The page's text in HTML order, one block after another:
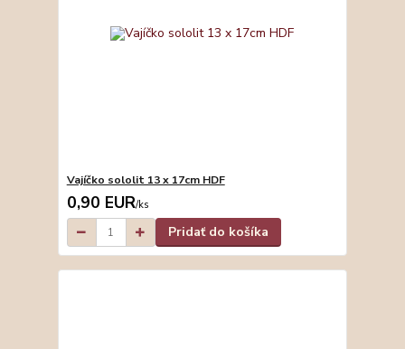
Vajíčko sololit 13 x 17cm HDF
0,90 EUR/ks
Pridať do košíka